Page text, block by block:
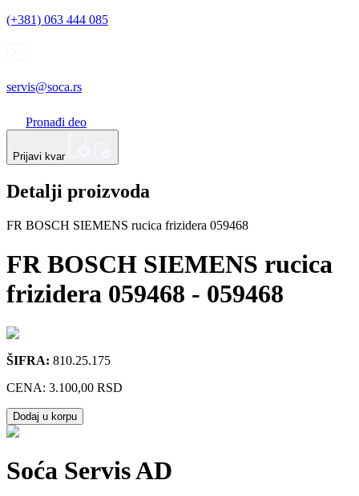
(+381) 063 444 085
servis@soca.rs
Pronađi deo
Prijavi kvar
Detalji proizvoda
FR BOSCH SIEMENS rucica frizidera 059468
FR BOSCH SIEMENS rucica
frizidera 059468 - 059468
ŠIFRA: 810.25.175
CENA: 3.100,00 RSD
Dodaj u korpu
Soća Servis AD